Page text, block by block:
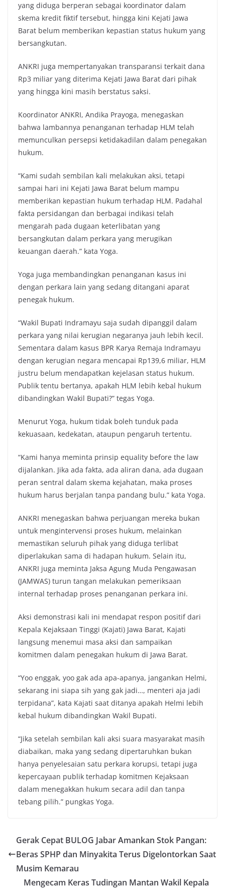
yang diduga berperan sebagai koordinator dalam
skema kredit fiktif tersebut, hingga kini Kejati Jawa
Barat belum memberikan kepastian status hukum yang
bersangkutan.
ANKRI juga mempertanyakan transparansi terkait dana
Rp3 miliar yang diterima Kejati Jawa Barat dari pihak
yang hingga kini masih berstatus saksi.
Koordinator ANKRI, Andika Prayoga, menegaskan
bahwa lambannya penanganan terhadap HLM telah
memunculkan persepsi ketidakadilan dalam penegakan
hukum.
“Kami sudah sembilan kali melakukan aksi, tetapi
sampai hari ini Kejati Jawa Barat belum mampu
memberikan kepastian hukum terhadap HLM. Padahal
fakta persidangan dan berbagai indikasi telah
mengarah pada dugaan keterlibatan yang
bersangkutan dalam perkara yang merugikan
keuangan daerah.” kata Yoga.
Yoga juga membandingkan penanganan kasus ini
dengan perkara lain yang sedang ditangani aparat
penegak hukum.
“Wakil Bupati Indramayu saja sudah dipanggil dalam
perkara yang nilai kerugian negaranya jauh lebih kecil.
Sementara dalam kasus BPR Karya Remaja Indramayu
dengan kerugian negara mencapai Rp139,6 miliar, HLM
justru belum mendapatkan kejelasan status hukum.
Publik tentu bertanya, apakah HLM lebih kebal hukum
dibandingkan Wakil Bupati?” tegas Yoga.
Menurut Yoga, hukum tidak boleh tunduk pada
kekuasaan, kedekatan, ataupun pengaruh tertentu.
“Kami hanya meminta prinsip equality before the law
dijalankan. Jika ada fakta, ada aliran dana, ada dugaan
peran sentral dalam skema kejahatan, maka proses
hukum harus berjalan tanpa pandang bulu.” kata Yoga.
ANKRI menegaskan bahwa perjuangan mereka bukan
untuk mengintervensi proses hukum, melainkan
memastikan seluruh pihak yang diduga terlibat
diperlakukan sama di hadapan hukum. Selain itu,
ANKRI juga meminta Jaksa Agung Muda Pengawasan
(JAMWAS) turun tangan melakukan pemeriksaan
internal terhadap proses penanganan perkara ini.
Aksi demonstrasi kali ini mendapat respon positif dari
Kepala Kejaksaan Tinggi (Kajati) Jawa Barat, Kajati
langsung menemui masa aksi dan sampaikan
komitmen dalam penegakan hukum di Jawa Barat.
“Yoo enggak, yoo gak ada apa-apanya, jangankan Helmi,
sekarang ini siapa sih yang gak jadi…, menteri aja jadi
terpidana”, kata Kajati saat ditanya apakah Helmi lebih
kebal hukum dibandingkan Wakil Bupati.
“Jika setelah sembilan kali aksi suara masyarakat masih
diabaikan, maka yang sedang dipertaruhkan bukan
hanya penyelesaian satu perkara korupsi, tetapi juga
kepercayaan publik terhadap komitmen Kejaksaan
dalam menegakkan hukum secara adil dan tanpa
tebang pilih.” pungkas Yoga.
Gerak Cepat BULOG Jabar Amankan Stok Pangan:
Beras SPHP dan Minyakita Terus Digelontorkan Saat
Musim Kemarau
Mengecam Keras Tudingan Mantan Wakil Kepala